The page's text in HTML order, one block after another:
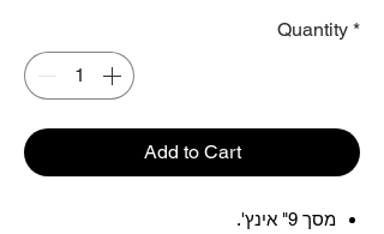
Quantity *
Add to Cart
מסך 9" אינץ'.